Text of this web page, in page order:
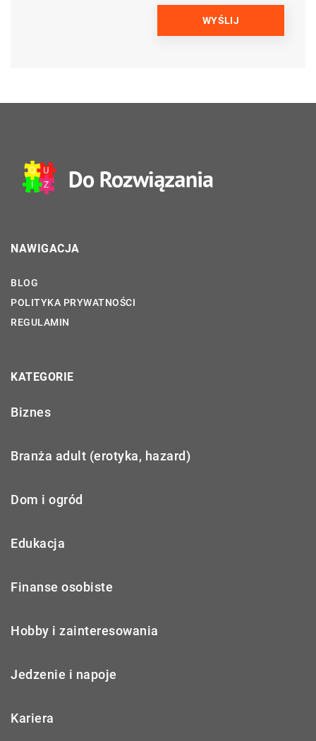
NAWIGACJA
BLOG
POLITYKA PRYWATNOŚCI
REGULAMIN
KATEGORIE
Biznes
Branża adult (erotyka, hazard)
Dom i ogród
Edukacja
Finanse osobiste
Hobby i zainteresowania
Jedzenie i napoje
Kariera